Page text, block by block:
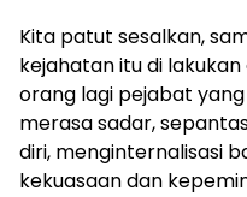
‎Kita patut sesalkan,
kejahatan itu di
orang lagi pejabat
merasa sadar,
diri, menginternalisasi
kekuasaan dan